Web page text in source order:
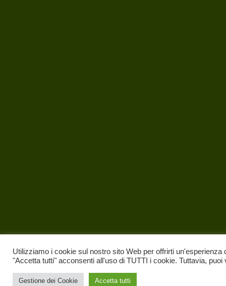
Utilizziamo i cookie sul nostro sito Web per offrirti
"Accetta tutti" acconsenti all'uso di TUTTI i cookie. Tuttavia,
Gestione dei Cookie Accetta tutti